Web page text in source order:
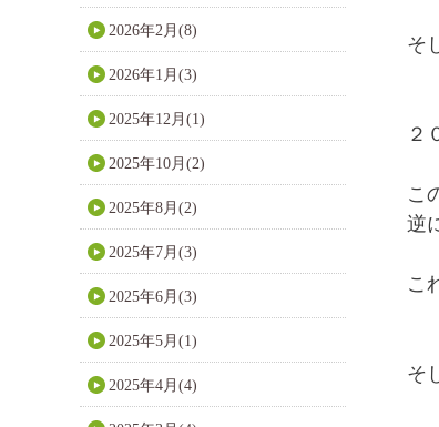
そ
２
こ
逆
こ
そ
2026年2月(8)
2026年1月(3)
2025年12月(1)
2025年10月(2)
2025年8月(2)
2025年7月(3)
2025年6月(3)
2025年5月(1)
2025年4月(4)